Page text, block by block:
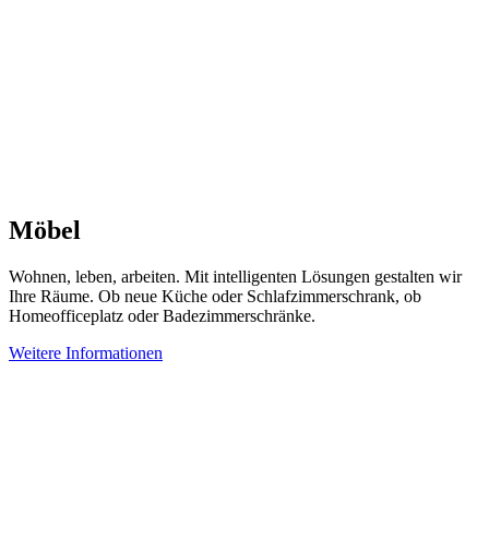
Möbel
Wohnen, leben, arbeiten. Mit intelligenten Lösungen gestalten wir
Ihre Räume. Ob neue Küche oder Schlafzimmerschrank, ob
Homeofficeplatz oder Badezimmerschränke.
Weitere Informationen